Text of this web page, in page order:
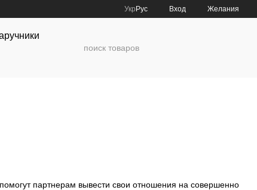
Укр Рус Вход Желания
партнерам вывести свои отношения на совершенно